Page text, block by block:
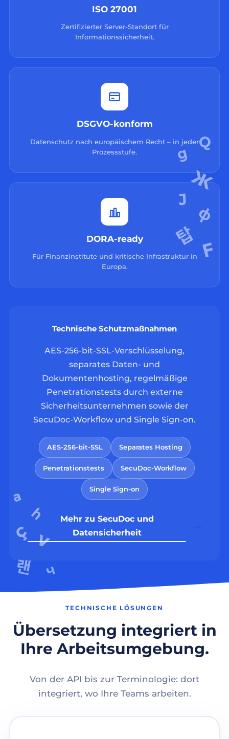
ISO 27001
Zertifizierter Server-Standort für
Informationssicherheit.
DSGVO-konform
Datenschutz nach europäischem Recht – in jeder
Prozessstufe.
DORA-ready
Für Finanzinstitute und kritische Infrastruktur in
Europa.
Technische Schutzmaßnahmen
AES-256-bit-SSL-Verschlüsselung,
separates Daten- und
Dokumentenhosting, regelmäßige
Penetrationstests durch externe
Sicherheitsunternehmen sowie der
SecuDoc-Workflow und Single Sign-on.
AES-256-bit-SSL Separates Hosting
Penetrationstests SecuDoc-Workflow
Single Sign-on
Mehr zu SecuDoc und
Datensicherheit
TECHNISCHE LÖSUNGEN
Übersetzung integriert in
Ihre Arbeitsumgebung.
Von der API bis zur Terminologie: dort
integriert, wo Ihre Teams arbeiten.